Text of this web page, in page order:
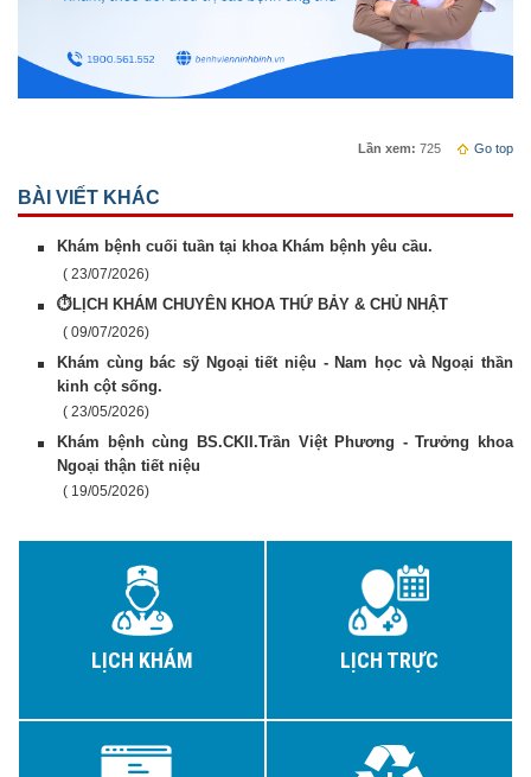
Lần xem: 725 Go top
BÀI VIẾT KHÁC
Khám bệnh cuối tuần tại khoa Khám bệnh yêu cầu.
( 23/07/2026)
⏱️LỊCH KHÁM CHUYÊN KHOA THỨ BẢY & CHỦ NHẬT
( 09/07/2026)
Khám cùng bác sỹ Ngoại tiết niệu - Nam học và Ngoại thần
kinh cột sống.
( 23/05/2026)
Khám bệnh cùng BS.CKII.Trần Việt Phương - Trưởng khoa
Ngoại thận tiết niệu
( 19/05/2026)
LỊCH KHÁM LỊCH TRỰC